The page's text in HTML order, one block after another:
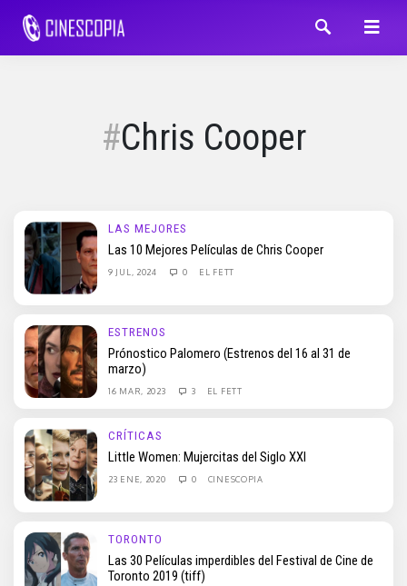
Chris Cooper
LAS MEJORES
Las 10 Mejores Películas de Chris Cooper
9 JUL, 2024 0 EL FETT
ESTRENOS
Prónostico Palomero (Estrenos del 16 al 31 de
marzo)
16 MAR, 2023 3 EL FETT
CRÍTICAS
Little Women: Mujercitas del Siglo XXI
23 ENE, 2020 0 CINESCOPIA
TORONTO
Las 30 Películas imperdibles del Festival de Cine de
Toronto 2019 (tiff)